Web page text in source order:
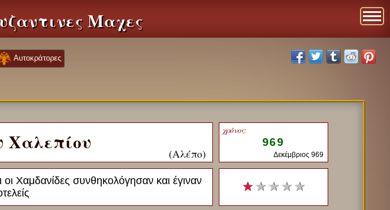
Μαχες
Αυτοκράτορες
(Αλέπο)
χρόνος:
969
Δεκέμβριος 969
Χαμδανίδες συνθηκολόγησαν και έγιναν
★ ★ ★ ★ ★